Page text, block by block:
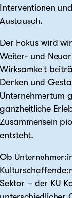
Interventionen
Austausch.
Der Fokus wird
Weiter- und
Wirksamkeit
Denken und
Unternehmertum
ganzheitliche
Zusammensein
entsteht.
Ob
Sektor – der KU